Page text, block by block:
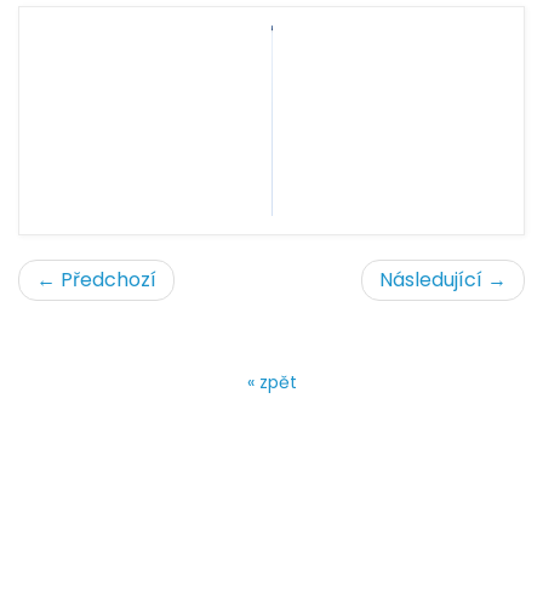
← Předchozí Následující →
« zpět